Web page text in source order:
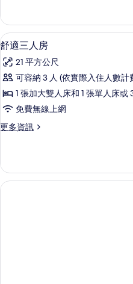
人
床
的
所
有
相
片
房,
張
人
床
詳
情
顯
示
舒
適
三
人
房
所
有
7
舒適三人房
21 平方公尺
可容納 3 人 (依實際入住人數計
1 張加大雙人床和 1 張單人床或
免費無線上網
更多資訊
更
三
人
房